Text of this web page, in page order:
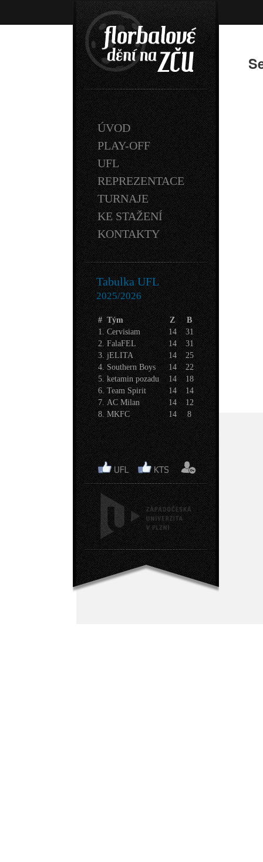
ÚVOD
PLAY-OFF
UFL
REPREZENTACE
TURNAJE
KE STAŽENÍ
KONTAKTY
Tabulka UFL
2025/2026
# Tým Z
B
1. Cervisiam 14
31
2. FalaFEL 14
31
3. jELITA 14
25
4. Southern Boys 14
22
5. ketamin pozadu 14
18
6. Team Spirit 14
14
7. AC Milan 14
12
8. MKFC 14 8